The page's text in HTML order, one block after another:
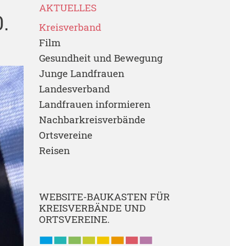
AKTUELLES
Kreisverband
Film
Gesundheit und Bewegung
Junge Landfrauen
Landesverband
Landfrauen informieren
Nachbarkreisverbände
Ortsvereine
Reisen
WEBSITE-BAUKASTEN FÜR
KREISVERBÄNDE UND
ORTSVEREINE.